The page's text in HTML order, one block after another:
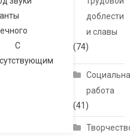
С
доблести
и славы
(74)
работа
(41)